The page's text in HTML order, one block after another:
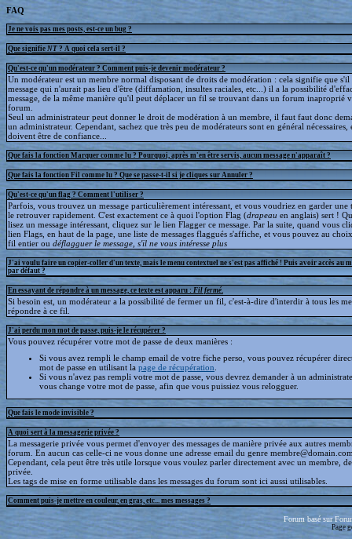
FAQ
Je ne vois pas mes posts, est-ce un bug ?
Que signifie NT ? A quoi cela sert-il ?
Qu'est-ce qu'un modérateur ? Comment puis-je devenir modérateur ?
Un modérateur est un membre normal disposant de droits de modération : cela signifie que
message qui n'aurait pas lieu d'être (diffamation, insultes raciales, etc...) il a la possibilité
message, de la même manière qu'il peut déplacer un fil se trouvant dans un forum inaproprié
forum.
Seul un administrateur peut donner le droit de modération à un membre, il faut faut donc
un administrateur. Cependant, sachez que très peu de modérateurs sont en général nécessaires,
doivent être de confiance...
Que fais la fonction Marquer comme lu ? Pourquoi, après m'en être servis, aucun message n'apparaît ?
Que fais la fonction Fil comme lu ? Que se passe-t-il si je cliques sur Annuler ?
Qu'est-ce qu'un flag ? Comment l'utiliser ?
Parfois, vous trouvez un message particulièrement intéressant, et vous voudriez en garder une
le retrouver rapidement. C'est exactement ce à quoi l'option Flag (drapeau en anglais) sert !
lisez un message intéressant, cliquez sur le lien Flagger ce message. Par la suite, quand vous
lien Flags, en haut de la page, une liste de messages flaggués s'affiche, et vous pouvez au
fil entier ou déflagguerle message, s'il ne vous intéresse plus
J'ai voulu faire un copier-coller d'un texte, mais le menu contextuel ne s'est pas affiché ! Puis avoir accès au
par défaut ?
En essayant de répondre à un message, ce texte est apparu : Fil fermé
Si besoin est, un modérateur a la possibilité de fermer un fil, c'est-à-dire d'interdir à tous les
répondre à ce fil.
J'ai perdu mon mot de passe, puis-je le récupérer ?
Vous pouvez récupérer votre mot de passe de deux manières :
Si vous avez rempli le champ email de votre fiche perso, vous pouvez récupérer
mot de passe en utilisant la page de récupération
Si vous n'avez pas rempli votre mot de passe, vous devrez demander à un
vous change votre mot de passe, afin que vous puissiez vous relogguer.
Que fais le mode invisible ?
A quoi sert à la messagerie privée ?
La messagerie privée vous permet d'envoyer des messages de manière privée aux autres
forum. En aucun cas celle-ci ne vous donne une adresse email du genre
Cependant, cela peut être très utile lorsque vous voulez parler directement avec un membre,
privée.
Les tags de mise en forme utilisable dans les messages du forum sont ici aussi utilisables.
Comment puis-je mettre en couleur, en gras, etc... mes messages ?
Forum basé sur
Page